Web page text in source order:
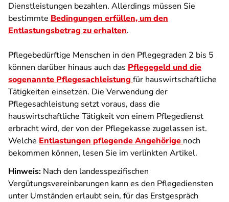
Dienstleistungen bezahlen. Allerdings müssen Sie
bestimmte Bedingungen erfüllen, um den
Entlastungsbetrag zu erhalten.
Pflegebedürftige Menschen in den Pflegegraden 2 bis 5
können darüber hinaus auch das Pflegegeld und die
sogenannte Pflegesachleistung für hauswirtschaftliche
Tätigkeiten einsetzen. Die Verwendung der
Pflegesachleistung setzt voraus, dass die
hauswirtschaftliche Tätigkeit von einem Pflegedienst
erbracht wird, der von der Pflegekasse zugelassen ist.
Welche Entlastungen pflegende Angehörige noch
bekommen können, lesen Sie im verlinkten Artikel.
Hinweis: Nach den landesspezifischen
Vergütungsvereinbarungen kann es den Pflegediensten
unter Umständen erlaubt sein, für das Erstgespräch